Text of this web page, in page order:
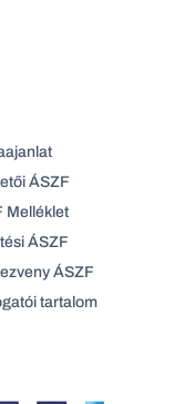
ÁSZF
Melléklet
ÁSZF
ÁSZF
tartalom